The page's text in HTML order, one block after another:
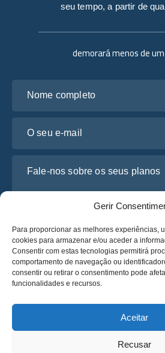
Gerir
Para proporcionar as melhores experiências,
cookies para armazenar e/ou aceder a
Consentir com estas tecnologias permitirá
comportamento de navegação ou
consentir ou retirar o consentimento pode
funcionalidades e recursos.
Aceitar
Recusar
demorará menos de
Li e concordo com a
Obtenha um
Obtenha um
seu tempo, a partir de